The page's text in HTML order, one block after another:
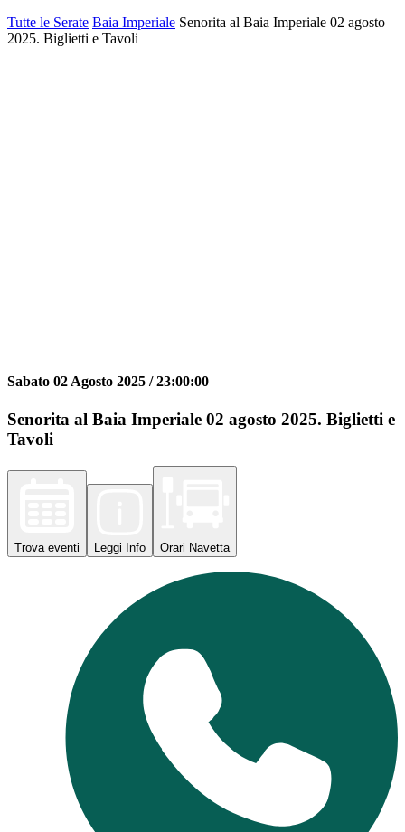
Tutte le Serate Baia Imperiale Senorita al Baia Imperiale 02 agosto
2025. Biglietti e Tavoli
Sabato 02 Agosto 2025 /23:00:00
Senorita al Baia Imperiale 02 agosto 2025. Biglietti e
Tavoli
Trova eventi Leggi Info Orari Navetta